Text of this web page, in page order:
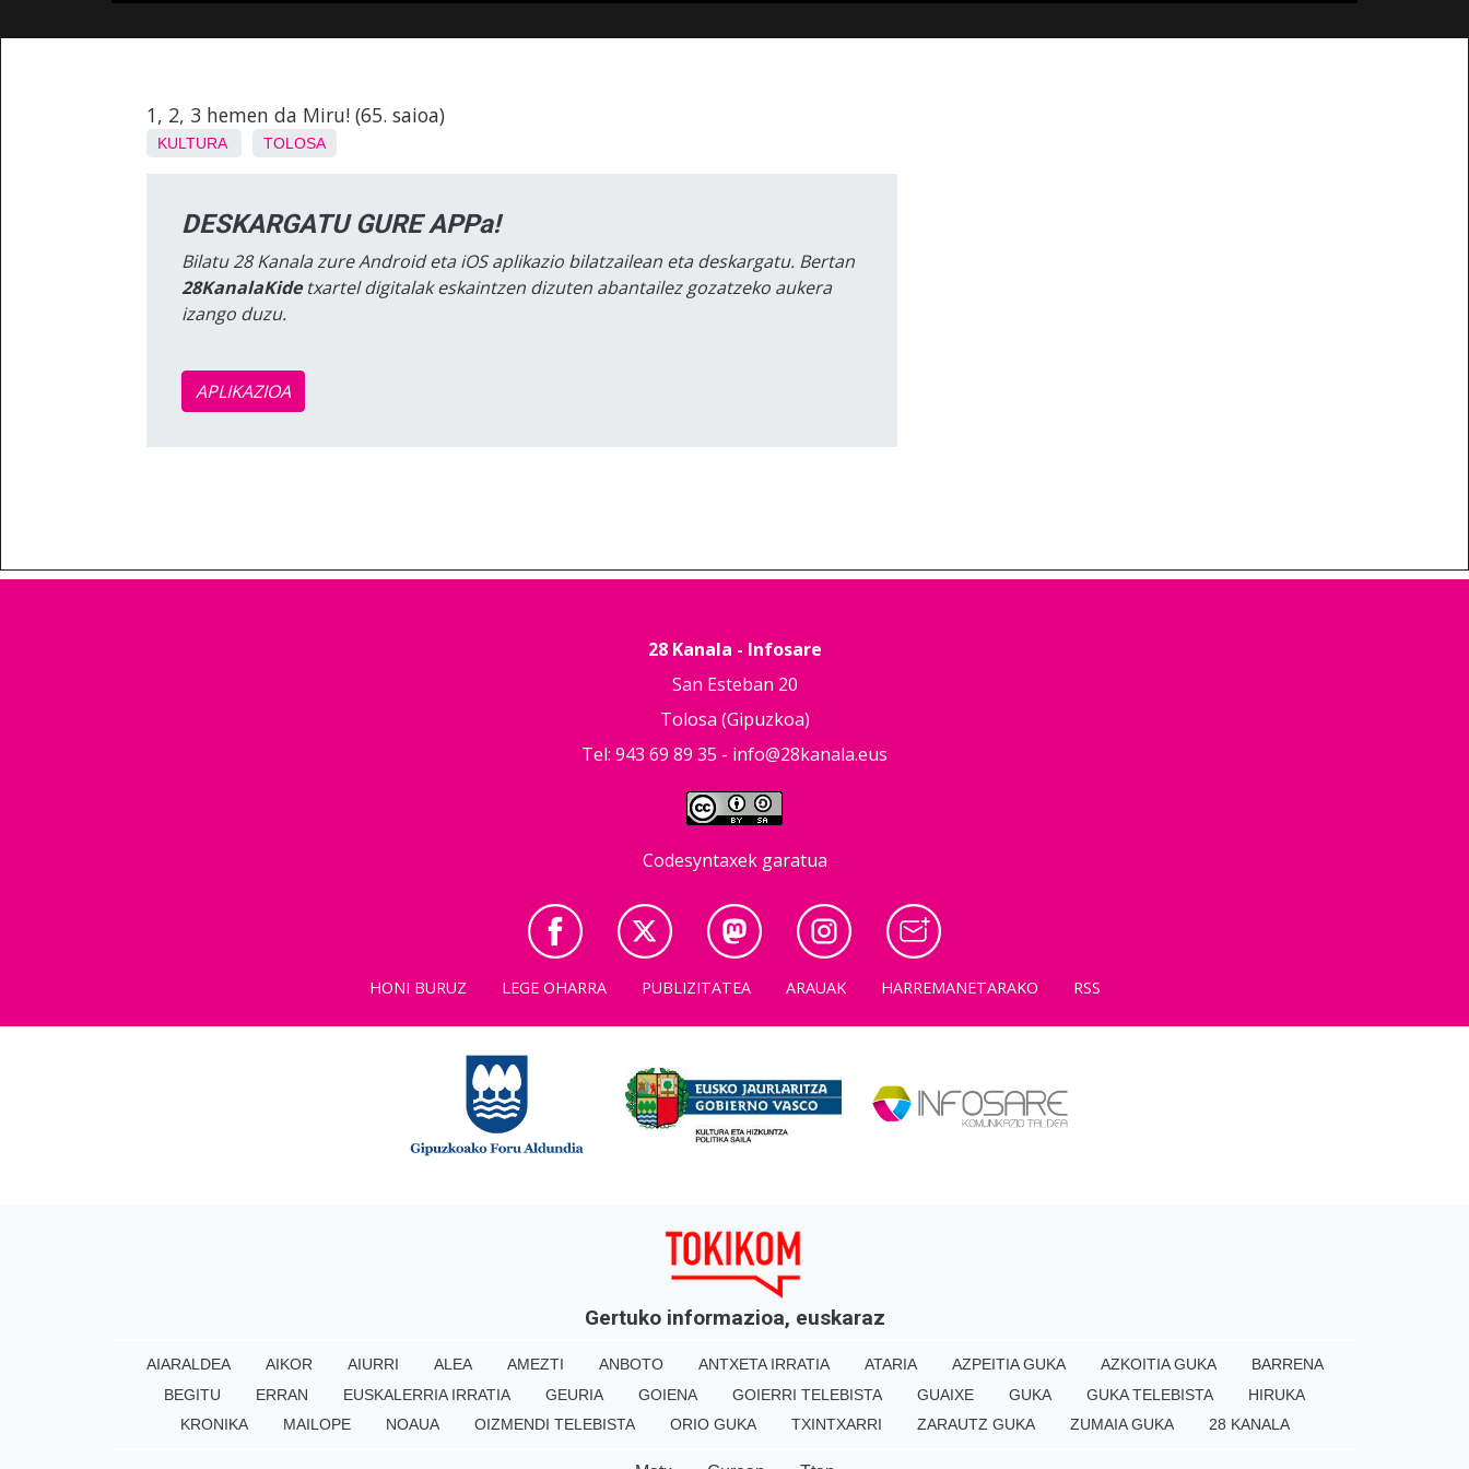
1, 2, 3 hemen da Miru! (65. saioa)
KULTURA TOLOSA
DESKARGATU GURE APPa!
Bilatu 28 Kanala zure Android eta iOS aplikazio bilatzailean eta deskargatu. Bertan
28KanalaKidetxartel digitalak eskaintzen dizuten abantailez gozatzeko aukera
izango duzu.
APLIKAZIOA
28 Kanala - Infosare
San Esteban 20
Tolosa (Gipuzkoa)
Tel: 943 69 89 35 - info@28kanala.eus
Codesyntaxek garatua
HONI BURUZ LEGE OHARRA PUBLIZITATEA ARAUAK HARREMANETARAKO RSS
Gertuko informazioa, euskaraz
AIARALDEA AIKOR AIURRI ALEA AMEZTI ANBOTO ANTXETA IRRATIA ATARIA AZPEITIA GUKA AZKOITIA GUKA
BARRENA
BEGITU
ERRAN EUSKALERRIA IRRATIA GEURIA GOIENA GOIERRI TELEBISTA GUAIXE GUKA GUKA TELEBISTA
HIRUKA
KRONIKA
MAILOPE NOAUA OIZMENDI TELEBISTA ORIO GUKA TXINTXARRI ZARAUTZ GUKA ZUMAIA GUKA 28 KANALA